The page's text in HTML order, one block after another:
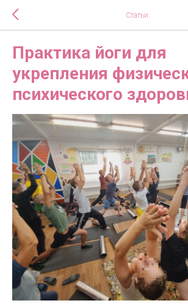
Статьи
Практика йоги для
укрепления
психического